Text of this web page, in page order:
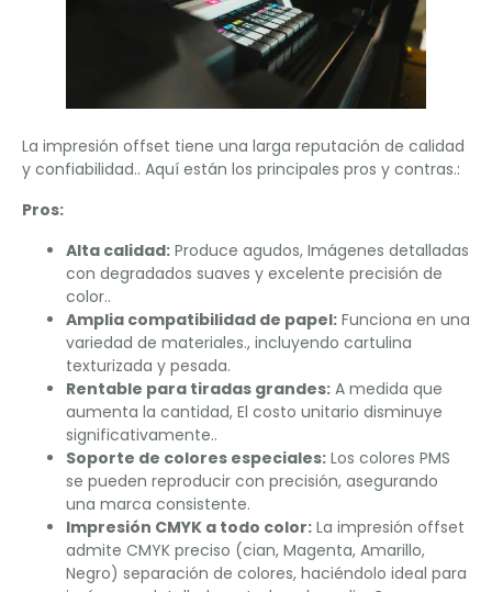
La impresión offset tiene una larga reputación de calidad
y confiabilidad.. Aquí están los principales pros y contras.:
Pros:
Alta calidad: Produce agudos, Imágenes detalladas
con degradados suaves y excelente precisión de
color..
Amplia compatibilidad de papel: Funciona en una
variedad de materiales., incluyendo cartulina
texturizada y pesada.
Rentable para tiradas grandes: A medida que
aumenta la cantidad, El costo unitario disminuye
significativamente..
Soporte de colores especiales: Los colores PMS
se pueden reproducir con precisión, asegurando
una marca consistente.
Impresión CMYK a todo color: La impresión offset
admite CMYK preciso (cian, Magenta, Amarillo,
Negro) separación de colores, haciéndolo ideal para